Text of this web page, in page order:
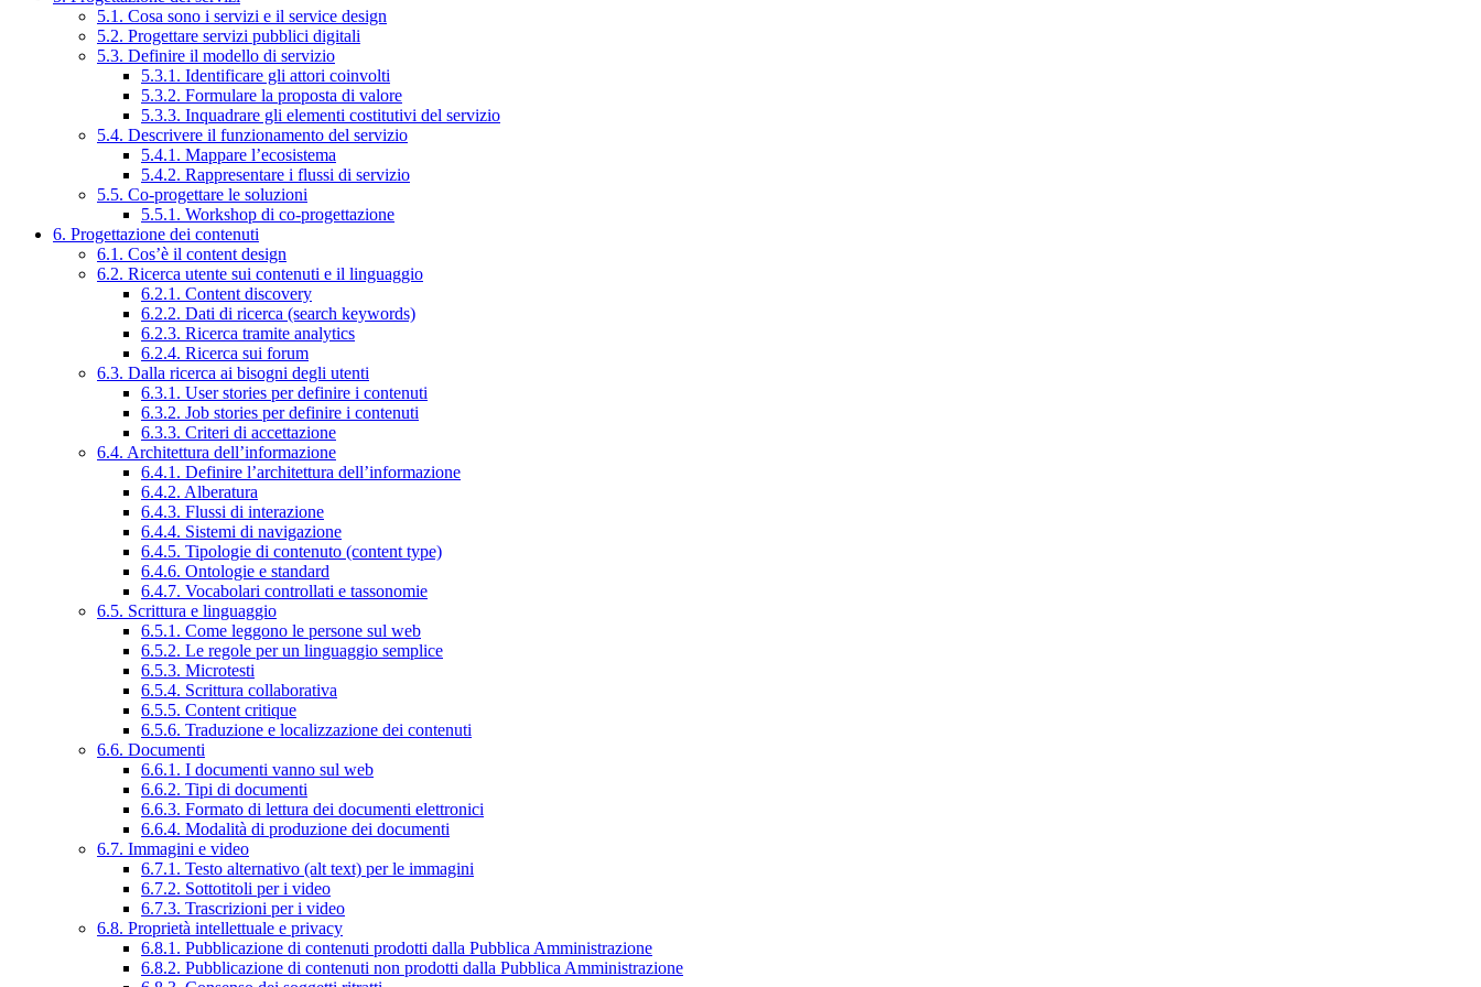
5.1. Cosa sono i servizi e il service design
5.2. Progettare servizi pubblici digitali
5.3. Definire il modello di servizio
5.3.1. Identificare gli attori coinvolti
5.3.2. Formulare la proposta di valore
5.3.3. Inquadrare gli elementi costitutivi del servizio
5.4. Descrivere il funzionamento del servizio
5.4.1. Mappare l’ecosistema
5.4.2. Rappresentare i flussi di servizio
5.5. Co-progettare le soluzioni
5.5.1. Workshop di co-progettazione
6. Progettazione dei contenuti
6.1. Cos’è il content design
6.2. Ricerca utente sui contenuti e il linguaggio
6.2.1. Content discovery
6.2.2. Dati di ricerca (search keywords)
6.2.3. Ricerca tramite analytics
6.2.4. Ricerca sui forum
6.3. Dalla ricerca ai bisogni degli utenti
6.3.1. User stories per definire i contenuti
6.3.2. Job stories per definire i contenuti
6.3.3. Criteri di accettazione
6.4. Architettura dell’informazione
6.4.1. Definire l’architettura dell’informazione
6.4.2. Alberatura
6.4.3. Flussi di interazione
6.4.4. Sistemi di navigazione
6.4.5. Tipologie di contenuto (content type)
6.4.6. Ontologie e standard
6.4.7. Vocabolari controllati e tassonomie
6.5. Scrittura e linguaggio
6.5.1. Come leggono le persone sul web
6.5.2. Le regole per un linguaggio semplice
6.5.3. Microtesti
6.5.4. Scrittura collaborativa
6.5.5. Content critique
6.5.6. Traduzione e localizzazione dei contenuti
6.6. Documenti
6.6.1. I documenti vanno sul web
6.6.2. Tipi di documenti
6.6.3. Formato di lettura dei documenti elettronici
6.6.4. Modalità di produzione dei documenti
6.7. Immagini e video
6.7.1. Testo alternativo (alt text) per le immagini
6.7.2. Sottotitoli per i video
6.7.3. Trascrizioni per i video
6.8. Proprietà intellettuale e privacy
6.8.1. Pubblicazione di contenuti prodotti dalla Pubblica Amministrazione
6.8.2. Pubblicazione di contenuti non prodotti dalla Pubblica Amministrazione